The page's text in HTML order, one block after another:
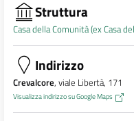
Struttura
Casa della Comunità (ex Casa
Indirizzo
Crevalcore, viale Libertà, 171
Visualizza indirizzo su Google Maps